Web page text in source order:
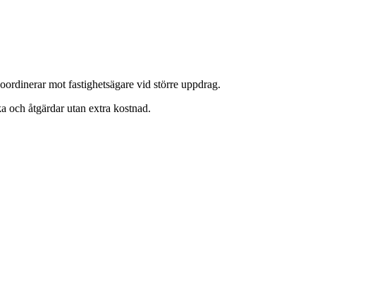
mot fastighetsägare vid större uppdrag.
och åtgärdar utan extra kostnad.